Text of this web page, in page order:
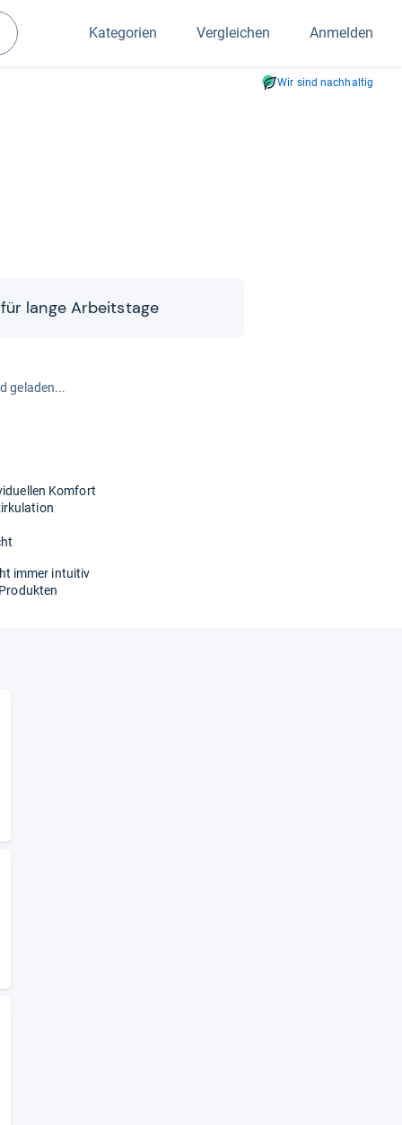
Suchen
Kategorien Vergleichen Anmelden
Wir sind nachhaltig
lange Arbeits­tage
geladen...
Komfort
immer intuitiv